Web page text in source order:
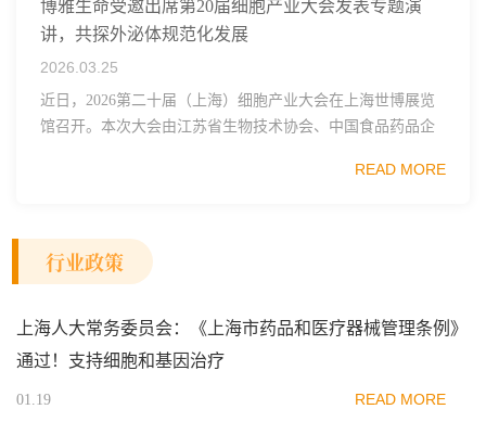
博雅生命受邀出席第20届细胞产业大会发表专题演
讲，共探外泌体规范化发展
2026.03.25
近日，2026第二十届（上海）细胞产业大会在上海世博展览
馆召开。本次大会由江苏省生物技术协会、中国食品药品企
范区生物医药行业协会、瑞士日内瓦长寿科学...
READ MORE
行业政策
上海人大常务委员会：《上海市药品和医疗器械管理条例》
通过！支持细胞和基因治疗
01.19 READ MORE